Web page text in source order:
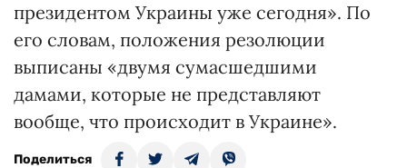
президентом Украины уже сегодня». По
его словам, положения резолюции
выписаны «двумя сумасшедшими
дамами, которые не представляют
вообще, что происходит в Украине».
Поделиться